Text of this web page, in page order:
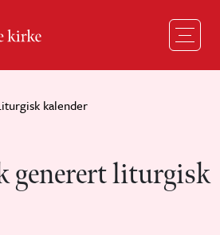
kalender
generert liturgisk